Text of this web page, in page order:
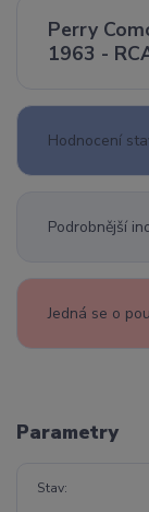
Perry
1963 -
Hodnocení
Podrobnější
Jedná se o
Parametry
Stav